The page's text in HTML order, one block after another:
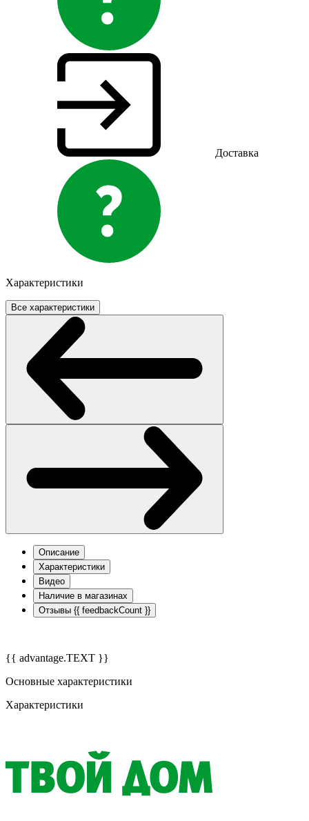
Доставка
Характеристики
Все характеристики
Описание
Характеристики
Видео
Наличие в магазинах
Отзывы {{ feedbackCount }}
{{ advantage.TEXT }}
Основные характеристики
Характеристики